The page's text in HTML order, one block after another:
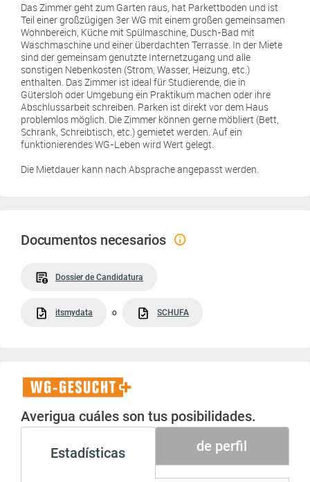
Das Zimmer geht zum Garten raus, hat Parkettboden und ist
Teil einer großzügigen 3er WG mit einem großen gemeinsamen
Wohnbereich, Küche mit Spülmaschine, Dusch-Bad mit
Waschmaschine und einer überdachten Terrasse. In der Miete
sind der gemeinsam genutzte Internetzugang und alle
sonstigen Nebenkosten (Strom, Wasser, Heizung, etc.)
enthalten. Das Zimmer ist ideal für Studierende, die in
Gütersloh oder Umgebung ein Praktikum machen oder ihre
Abschlussarbeit schreiben. Parken ist direkt vor dem Haus
problemlos möglich. Die Zimmer können gerne möbliert (Bett,
Schrank, Schreibtisch, etc.) gemietet werden. Auf ein
funktionierendes WG-Leben wird Wert gelegt.
Die Mietdauer kann nach Absprache angepasst werden.
Documentos necesarios
Dossier de Candidatura
itsmydata o SCHUFA
WG-
Gesucht+
Averigua cuáles son tus posibilidades.
Estadísticas de perfil